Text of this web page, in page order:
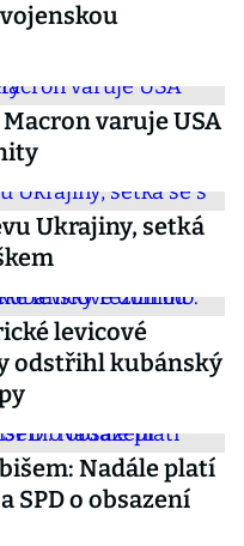
varuje USA
Ukrajiny, setká
levicové
odstřihl kubánský
Nadále platí
SPD o obsazení